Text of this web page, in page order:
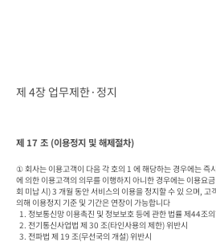
제 4장 업무제한·정지
제 17 조 (이용정지 및 해제절차)
① 회사는 이용고객이 다음 각 호의 1 에 해당하는 경우에는 즉
에 의한 이용고객의 의무를 이행하지 아니한 경우에는 이용요
회 미납 시) 3 개월 동안 서비스의 이용을 정지할 수 있 으며,
의해 이용정지 기준 및 기간은 연장이 가능합니다